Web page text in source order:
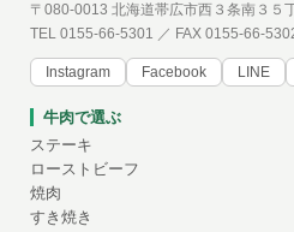
〒080-0013 北海道帯広市西３条南３５
TEL 0155-66-5301 ／ FAX 0155-66-
Instagram Facebook LINE
牛肉で選ぶ
ステーキ
ローストビーフ
焼肉
すき焼き